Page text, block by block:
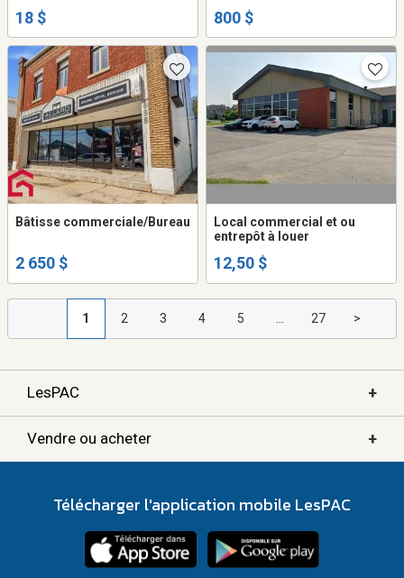
comptable, etc)
18 $ 800 $
Bâtisse commerciale/Bureau
2 650 $
Local commercial et ou
entrepôt à louer
12,50 $
1 2 3 4 5 ... 27 >
LesPAC +
Vendre ou acheter +
Télécharger l'application mobile LesPAC